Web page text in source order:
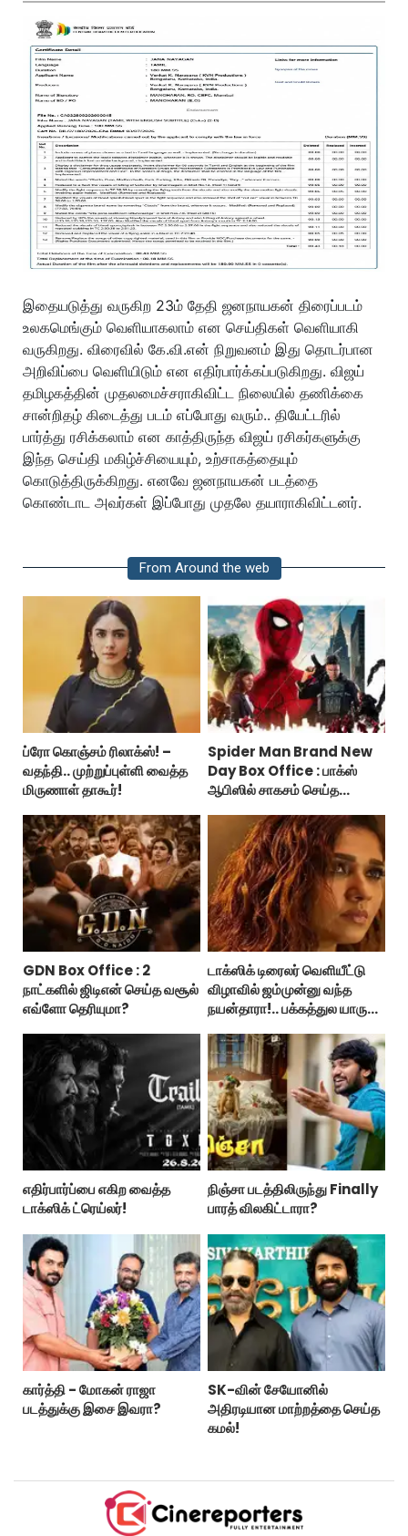
இதையடுத்து வருகிற 23ம் தேதி ஜனநாயகன் திரைப்படம்
உலகமெங்கும் வெளியாகலாம் என செய்திகள் வெளியாகி
வருகிறது. விரைவில் கே.வி.என் நிறுவனம் இது தொடர்பான
அறிவிப்பை வெளியிடும் என எதிர்பார்க்கப்படுகிறது. விஜய்
தமிழகத்தின் முதலமைச்சராகிவிட்ட நிலையில் தணிக்கை
சான்றிதழ் கிடைத்து படம் எப்போது வரும்.. தியேட்டரில்
பார்த்து ரசிக்கலாம் என காத்திருந்த விஜய் ரசிகர்களுக்கு
இந்த செய்தி மகிழ்ச்சியையும், உற்சாகத்தையும்
கொடுத்திருக்கிறது. எனவே ஜனநாயகன் படத்தை
கொண்டாட அவர்கள் இப்போது முதலே தயாராகிவிட்டனர்.
From Around the web
ப்ரோ கொஞ்சம் ரிலாக்ஸ்! –
வதந்தி.. முற்றுப்புள்ளி வைத்த
மிருணாள் தாகூர்!
Spider Man Brand New
Day Box Office : பாக்ஸ்
ஆபிஸில் சாகசம் செய்த
GDN Box Office : 2
நாட்களில் ஜிடிஎன் செய்த வசூல்
எவ்ளோ தெரியுமா?
டாக்ஸிக் டிரைலர் வெளியீட்டு
விழாவில் ஜம்முன்னு வந்த
நயன்தாரா!.. பக்கத்துல யாரு
எதிர்பார்ப்பை எகிற வைத்த
டாக்ஸிக் ட்ரெய்லர்!
நிஞ்சா படத்திலிருந்து Finally
பாரத் விலகிட்டாரா?
கார்த்தி - மோகன் ராஜா
படத்துக்கு இசை இவரா?
SK-வின் சேயோனில்
அதிரடியான மாற்றத்தை செய்த
கமல்!